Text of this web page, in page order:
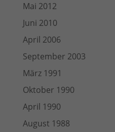
Mai 2012
Juni 2010
April 2006
September 2003
März 1991
Oktober 1990
April 1990
August 1988